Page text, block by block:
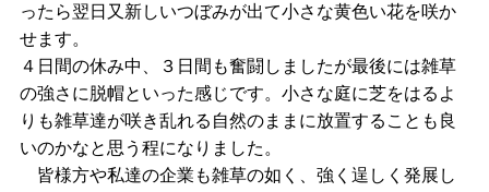
ったら翌日又新しいつぼみが出て小さな黄色い花を咲か
せます。
４日間の休み中、３日間も奮闘しましたが最後には雑草
の強さに脱帽といった感じです。小さな庭に芝をはるよ
りも雑草達が咲き乱れる自然のままに放置することも良
いのかなと思う程になりました。
皆様方や私達の企業も雑草の如く、強く逞しく発展し